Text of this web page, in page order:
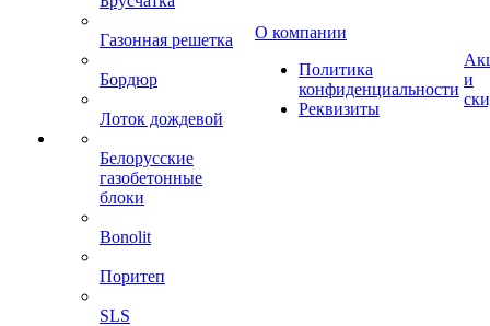
Газонная решетка
Бордюр
Лоток дождевой
Белорусские
газобетонные
блоки
Bonolit
Поритеп
SLS
О компании
Политика
конфиденциальности
Реквизиты
и